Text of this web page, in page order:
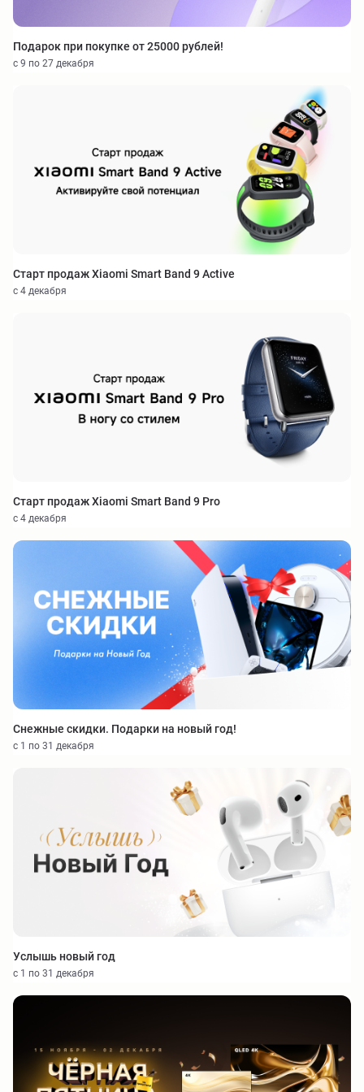
Подарок при покупке от 25000 рублей!
с 9 по 27 декабря
Старт продаж Xiaomi Smart Band 9 Active
с 4 декабря
Старт продаж Xiaomi Smart Band 9 Pro
с 4 декабря
Снежные скидки. Подарки на новый год!
с 1 по 31 декабря
Услышь новый год
с 1 по 31 декабря